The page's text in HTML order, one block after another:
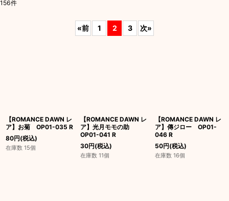
156件
«前 1 2 3 次»
【ROMANCE DAWN レ
ア】お菊 OP01-035 R
80円(税込)
在庫数 15個
【ROMANCE DAWN レ
ア】光月モモの助
OP01-041 R
30円(税込)
在庫数 11個
【ROMANCE DAWN レ
ア】傳ジロー OP01-
046 R
50円(税込)
在庫数 16個